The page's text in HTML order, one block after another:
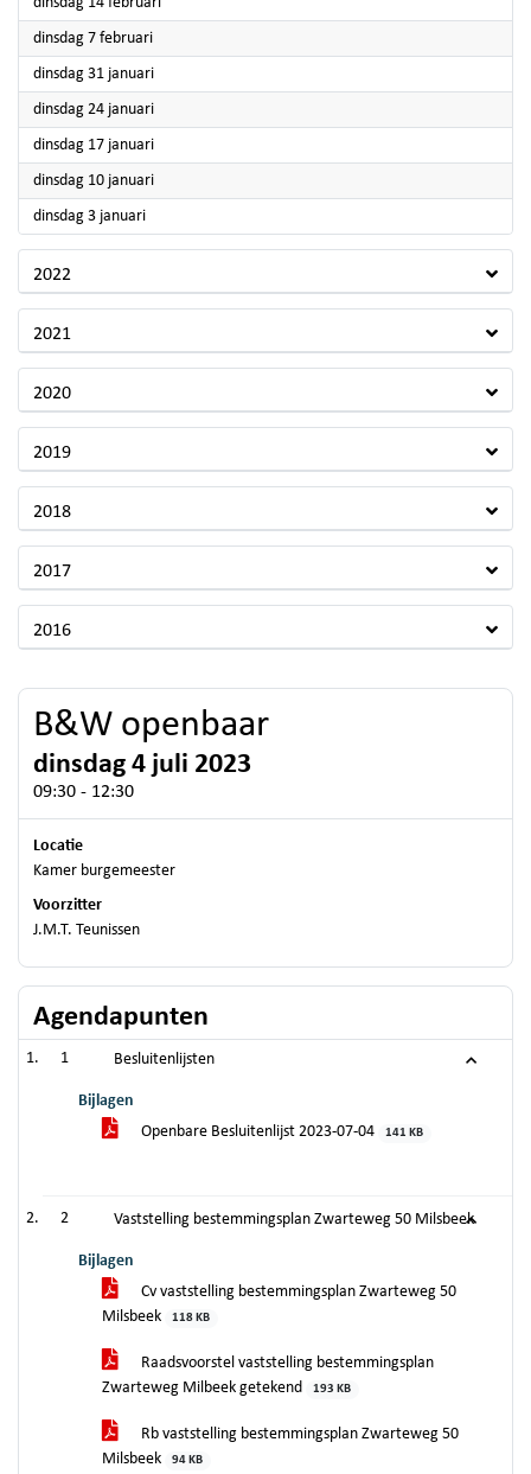
dinsdag 7 februari2023
dinsdag 31 januari2023
dinsdag 24 januari2023
dinsdag 17 januari2023
dinsdag 10 januari2023
dinsdag 3 januari2023
2022
2021
2020
2019
2018
2017
2016
B&W openbaar
dinsdag 4 juli 2023
09:30 - 12:30
Locatie
Kamer burgemeester
Voorzitter
J.M.T. Teunissen
Agendapunten
1 Besluitenlijsten
Bijlagen
Openbare Besluitenlijst 2023-07-04
141 KB
2 Vaststelling bestemmingsplan Zwarteweg 50 Milsbeek
Bijlagen
Cv vaststelling bestemmingsplan Zwarteweg 50
Milsbeek
118 KB
Raadsvoorstel vaststelling bestemmingsplan
Zwarteweg Milbeek getekend
193 KB
Rb vaststelling bestemmingsplan Zwarteweg 50
Milsbeek
94 KB